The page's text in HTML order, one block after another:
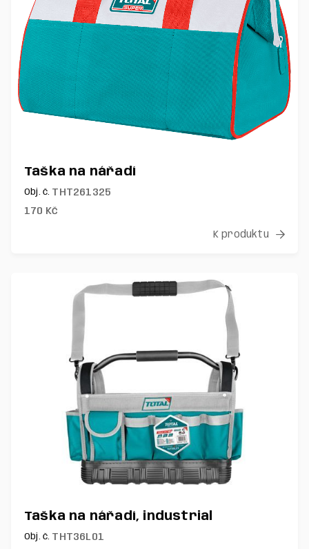
Taška na nářadí
Obj. č. THT261325
170 Kč
K produktu 
Taška na nářadí, industrial
Obj. č. THT36L01